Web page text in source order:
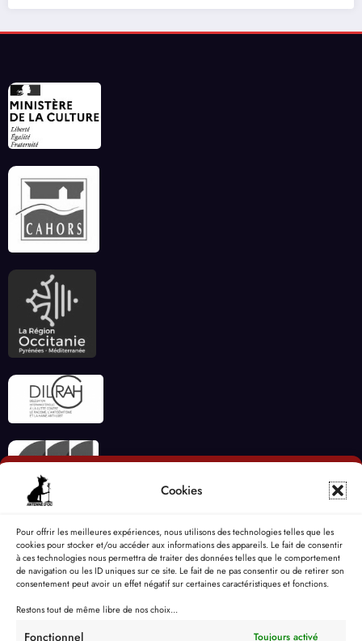
Cookies
Pour offrir les meilleures expériences, nous utilisons des technologies telles que les
cookies pour stocker et/ou accéder aux informations des appareils. Le fait de consentir
à ces technologies nous permettra de traiter des données telles que le comportement
de navigation ou les ID uniques sur ce site. Le fait de ne pas consentir ou de retirer son
consentement peut avoir un effet négatif sur certaines caractéristiques et fonctions.
Restons tout de même libre de nos choix...
Fonctionnel Toujours activé